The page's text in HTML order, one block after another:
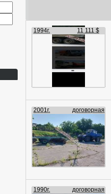
1994г. 11 111 $
2001г. договорная
1990г.
договорная